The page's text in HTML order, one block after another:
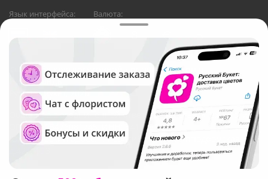
Язык интерфейса: Валюта:
Служба круглосуточной доставки цветов в
Нидерланды
Русский Букет, 2026
Общество с ограниченной ответственностью «Технология»
ОГРН: 1195476081745, ИНН: 5410081997
Юридический адрес: г. Новосибирск, ул. Ипподромская,